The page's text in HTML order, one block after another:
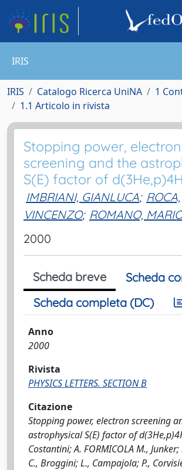
IRIS
IRIS Catalogo Ricerca UniNA
1
1.1 Articolo in rivista
Stopping power, electron
screening and the
S(E) factor of
IMBRIANI, GIANLUCA; ROCA,
VINCENZO; ROMANO,
2000
Scheda breve
Scheda
Scheda completa (DC)
Anno
2000
Rivista
PHYSICS LETTERS. SECTION B
Citazione
Stopping power, electron screening
astrophysical S(E) factor of
Costantini; A. FORMICOLA M.,
C., Broggini; L., Campajola; P.,